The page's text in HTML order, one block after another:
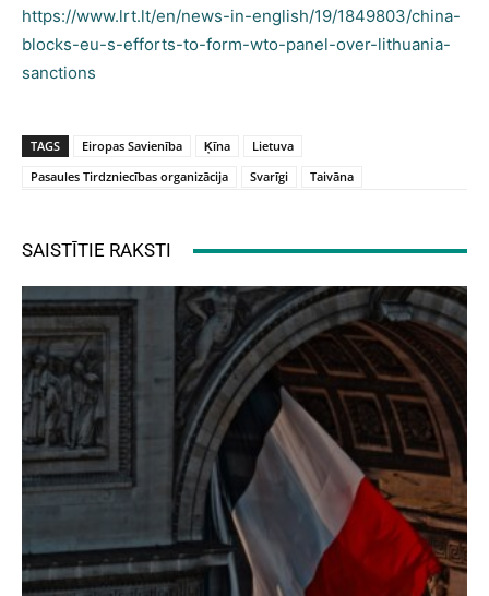
https://www.lrt.lt/en/news-in-english/19/1849803/china-
blocks-eu-s-efforts-to-form-wto-panel-over-lithuania-
sanctions
TAGS Eiropas Savienība Ķīna
Lietuva
Pasaules Tirdzniecības organizācija
Svarīgi Taivāna
SAISTĪTIE RAKSTI